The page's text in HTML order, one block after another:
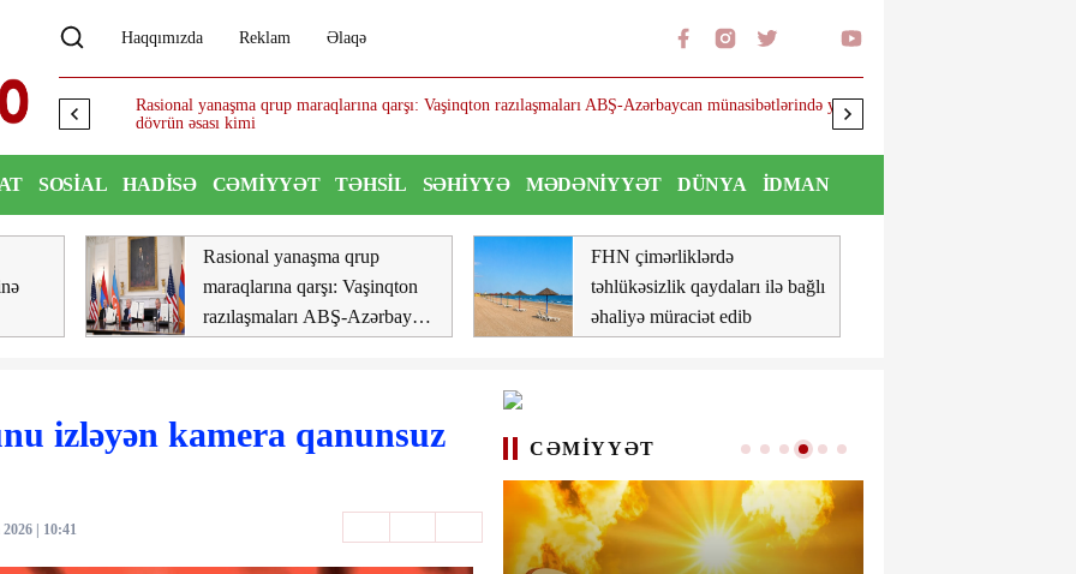
Haqqımızda Reklam Əlaqə
Rasional yanaşma qrup maraqlarına qarşı: Vaşinqton razılaşmaları ABŞ-Azərbaycan münasibətlərində yeni
dövrün əsası kimi
FHN çimərliklərdə təhlükəsizlik
SOSIAL HADISƏ CƏMIYYƏT TƏHSIL SƏHIYYƏ MƏDƏNIYYƏT DÜNYA İDMAN
Rasional yanaşma qrup
maraqlarına qarşı: Vaşinqton
razılaşmaları ABŞ-Azərbaycan
FHN çimərliklərdə
təhlükəsizlik qaydaları ilə bağlı
əhaliyə müraciət edib
izləyən kamera qanunsuz
2026 | 10:41
CƏMIYYƏT